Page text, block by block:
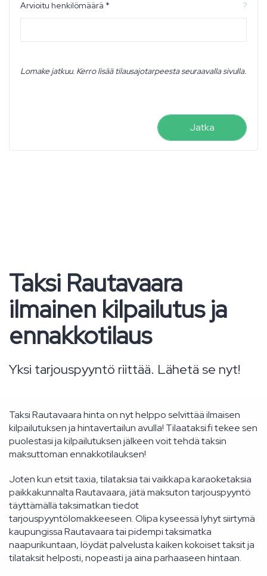
Arvioitu henkilömäärä * ?
Lomake jatkuu. Kerro lisää tilausajotarpeesta seuraavalla sivulla.
Jatka
Taksi Rautavaara
ilmainen kilpailutus ja
ennakkotilaus
Yksi tarjouspyyntö riittää. Lähetä se nyt!
Taksi Rautavaara hinta on nyt helppo selvittää ilmaisen
kilpailutuksen ja hintavertailun avulla! Tilaataksi.fi tekee sen
puolestasi ja kilpailutuksen jälkeen voit tehdä taksin
maksuttoman ennakkotilauksen!
Joten kun etsit taxia, tilataksia tai vaikkapa karaoketaksia
paikkakunnalta Rautavaara, jätä maksuton tarjouspyyntö
täyttämällä taksimatkan tiedot
tarjouspyyntölomakkeeseen. Olipa kyseessä lyhyt siirtymä
kaupungissa Rautavaara tai pidempi taksimatka
naapurikuntaan, löydät palvelusta kaiken kokoiset taksit ja
tilataksit helposti, nopeasti ja aina parhaaseen hintaan.